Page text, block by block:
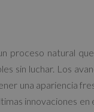
proceso natural
sin luchar. Los
una apariencia
innovaciones en